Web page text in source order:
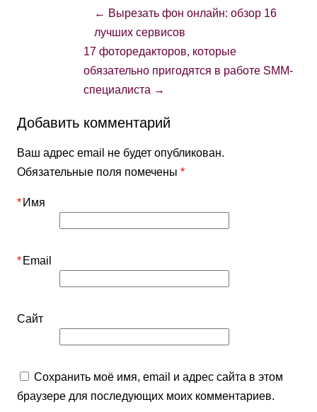
← Вырезать фон онлайн: обзор 16
лучших сервисов
17 фоторедакторов, которые
обязательно пригодятся в работе SMM-
специалиста →
Добавить комментарий
Ваш адрес email не будет опубликован.
Обязательные поля помечены*
Имя
*
Email
*
Сайт
Сохранить моё имя, email и адрес сайта в этом
браузере для последующих моих комментариев.